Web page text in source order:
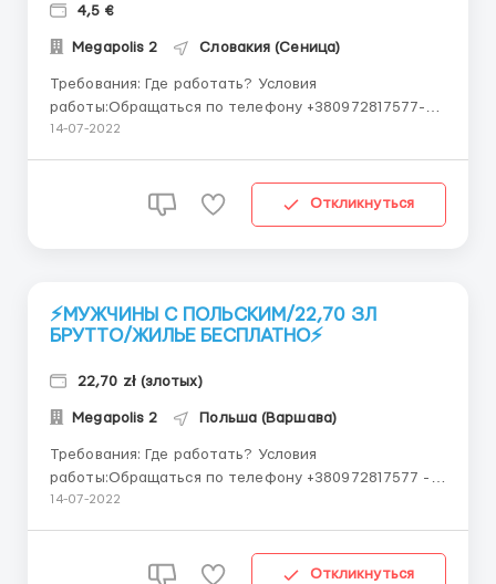
4,5 €
Megapolis 2 Словакия (Сеница)
Требования: Где работать? Условия
работы:Обращаться по телефону +380972817577-
viber, telegram, watsapp СЛОВАКИЯ! ВАКАНСИЯ:
интерьера автомобилей, приборных панелей,
14-07-2022
Откликнуться
⚡️МУЖЧИНЫ С ПОЛЬСКИМ/22,70 ЗЛ
БРУТТО/ЖИЛЬЕ БЕСПЛАТНО⚡️
22,70 zł (злотых)
Megapolis 2 Польша (Варшава)
Требования: Где работать? Условия
работы:Обращаться по телефону +380972817577 -
viber, telegram, whatsapp Ищем мужчин c польским
продукции, Подготовка под...
14-07-2022
Откликнуться